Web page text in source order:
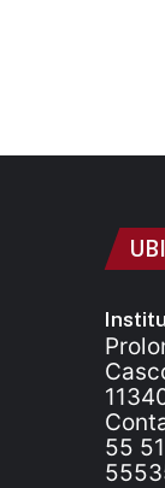
55